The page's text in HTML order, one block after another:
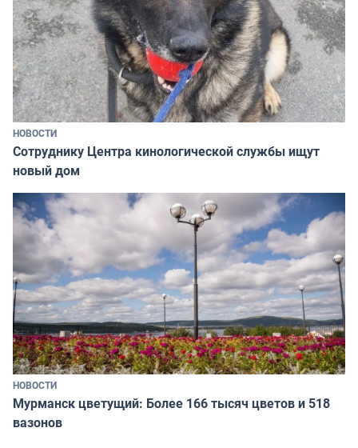
НОВОСТИ
Сотруднику Центра кинологической службы ищут
новый дом
НОВОСТИ
Мурманск цветущий: Более 166 тысяч цветов и 518
вазонов